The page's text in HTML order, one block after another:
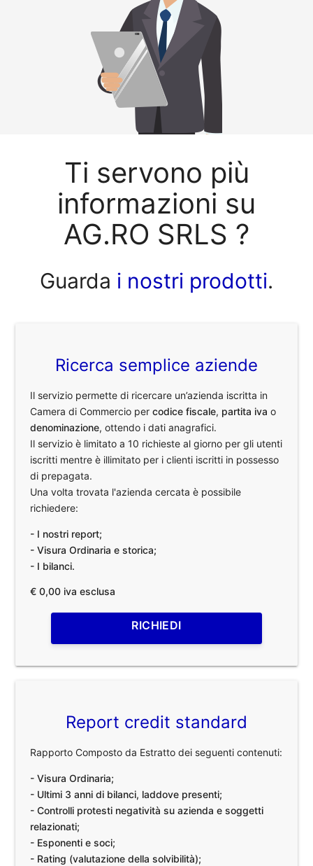
Ti servono più
informazioni su
AG.RO SRLS ?
Guarda i nostri prodotti.
Ricerca semplice aziende
Il servizio permette di ricercare un’azienda iscritta in
Camera di Commercio percodice fiscale, partita iva o
denominazione, ottendo i dati anagrafici.
Il servizio è limitato a 10 richieste al giorno per gli utenti
iscritti mentre è illimitato per i clienti iscritti in possesso
di prepagata.
Una volta trovata l'azienda cercata è possibile
richiedere:
- I nostri report;
- Visura Ordinaria e storica;
- I bilanci.
€ 0,00 iva esclusa
RICHIEDI
Report credit standard
Rapporto Composto da Estratto dei seguenti contenuti:
- Visura Ordinaria;
- Ultimi 3 anni di bilanci, laddove presenti;
- Controlli protesti negatività su azienda e soggetti
relazionati;
- Esponenti e soci;
- Rating (valutazione della solvibilità);